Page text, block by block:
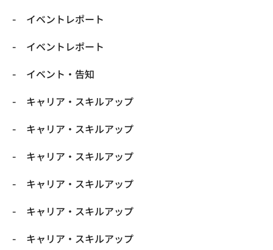
イベントレポート
イベントレポート
イベント・告知
キャリア・スキルアップ
キャリア・スキルアップ
キャリア・スキルアップ
キャリア・スキルアップ
キャリア・スキルアップ
キャリア・スキルアップ